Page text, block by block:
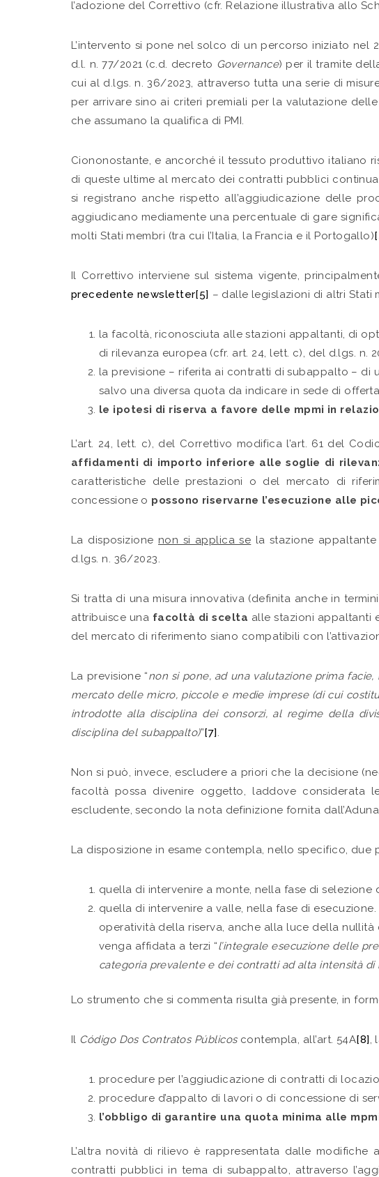
l’adozione del Correttivo (cfr. Relazione illustrativa allo
L’intervento si pone nel solco di un percorso iniziato nel
d.l. n. 77/2021 (c.d. decreto Governance) per il tramite
cui al d.lgs. n. 36/2023, attraverso tutta una serie di
per arrivare sino ai criteri premiali per la valutazione
che assumano la qualifica di PMI.
Ciononostante, e ancorché il tessuto produttivo italiano
di queste ultime al mercato dei contratti pubblici
si registrano anche rispetto all’aggiudicazione delle
aggiudicano mediamente una percentuale di gare
molti Stati membri (tra cui l’Italia, la Francia e il Portogallo)
Il Correttivo interviene sul sistema vigente,
precedente newsletter[5] – dalle legislazioni di altri Stati
la facoltà, riconosciuta alle stazioni appaltanti, di
di rilevanza europea (cfr. art. 24, lett. c), del d.lgs. n.
la previsione – riferita ai contratti di subappalto – di
salvo una diversa quota da indicare in sede di
le ipotesi di riserva a favore delle mpmi in
L’art. 24, lett. c), del Correttivo modifica l’art. 61 del
affidamenti di importo inferiore alle soglie di
caratteristiche delle prestazioni o del mercato di
concessione o possono riservarne l’esecuzione alle
La disposizione non si applica se la stazione appaltante
d.lgs. n. 36/2023.
Si tratta di una misura innovativa (definita anche in
attribuisce una facoltà di scelta alle stazioni appaltanti
del mercato di riferimento siano compatibili con
La previsione “non si pone, ad una valutazione prima
mercato delle micro, piccole e medie imprese (di cui
introdotte alla disciplina dei consorzi, al regime della
disciplina del subappalto)”[7].
Non si può, invece, escludere a priori che la decisione
facoltà possa divenire oggetto, laddove considerata
escludente, secondo la nota definizione fornita
La disposizione in esame contempla, nello specifico, due
quella di intervenire a monte, nella fase di
quella di intervenire a valle, nella fase di
operatività della riserva, anche alla luce della nullità
venga affidata a terzi “l’integrale esecuzione delle
categoria prevalente e dei contratti ad alta intensità di
Lo strumento che si commenta risulta già presente, in
Il Código Dos Contratos Públicoscontempla, all’art. 54A[8]
procedure per l’aggiudicazione di contratti di
procedure d’appalto di lavori o di concessione di
l’obbligo di garantire una quota minima alle
L’altra novità di rilievo è rappresentata dalle modifiche
contratti pubblici in tema di subappalto, attraverso